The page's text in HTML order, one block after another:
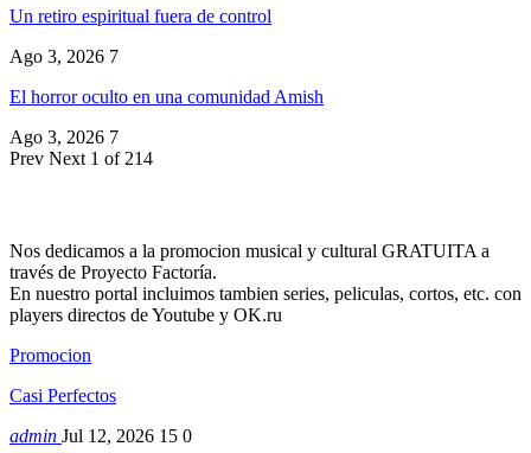
Un retiro espiritual fuera de control
Ago 3, 2026 7
El horror oculto en una comunidad Amish
Ago 3, 2026 7
Prev Next 1 of 214
Nos dedicamos a la promocion musical y cultural GRATUITA a
través de Proyecto Factoría.
En nuestro portal incluimos tambien series, peliculas, cortos, etc. con
players directos de Youtube y OK.ru
Promocion
Casi Perfectos
admin Jul 12, 2026 15 0